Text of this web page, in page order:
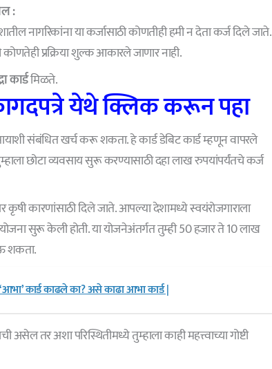
:
नागरिकांना या कर्जासाठी कोणतीही हमी न देता कर्ज दिले जाते.
प्रक्रिया शुल्क आकारले जाणार नाही.
कार्डमिळते.
येथे क्लिक करून पहा
संबंधित खर्च करू शकता. हे कार्ड डेबिट कार्ड म्हणून वापरले
छोटा व्यवसाय सुरू करण्यासाठी दहा लाख रुपयांपर्यंतचे कर्ज
कृषी कारणांसाठी दिले जाते. आपल्या देशामध्ये स्वयंरोजगाराला
सुरू केली होती. या योजनेअंतर्गत तुम्ही 50 हजार ते 10 लाख
शकता.
कार्ड काढले का? असे काढा आभा कार्ड |
असेल तर अशा परिस्थितीमध्ये तुम्हाला काही महत्त्वाच्या गोष्टी